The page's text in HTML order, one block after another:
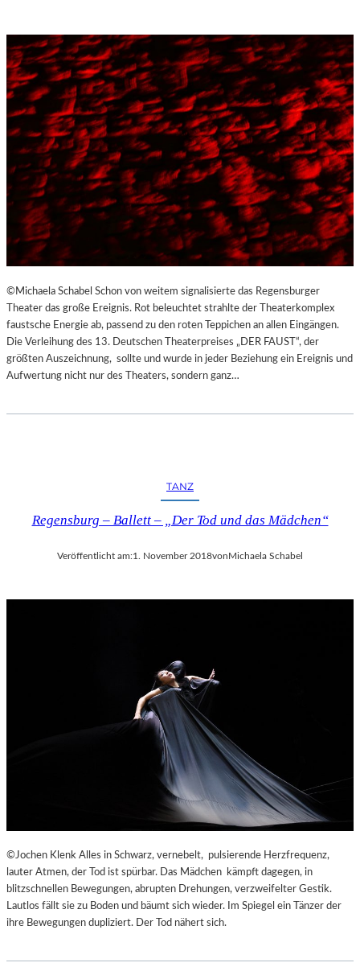
©Michaela Schabel Schon von weitem signalisierte das Regensburger
Theater das große Ereignis. Rot beleuchtet strahlte der Theaterkomplex
faustsche Energie ab, passend zu den roten Teppichen an allen Eingängen.
Die Verleihung des 13. Deutschen Theaterpreises „DER FAUST“, der
größten Auszeichnung, sollte und wurde in jeder Beziehung ein Ereignis und
Aufwertung nicht nur des Theaters, sondern ganz…
TANZ
Regensburg – Ballett – „Der Tod und das Mädchen“
Veröffentlicht am:1. November 2018vonMichaela Schabel
©Jochen Klenk Alles in Schwarz, vernebelt, pulsierende Herzfrequenz,
lauter Atmen, der Tod ist spürbar. Das Mädchen kämpft dagegen, in
blitzschnellen Bewegungen, abrupten Drehungen, verzweifelter Gestik.
Lautlos fällt sie zu Boden und bäumt sich wieder. Im Spiegel ein Tänzer der
ihre Bewegungen dupliziert. Der Tod nähert sich.